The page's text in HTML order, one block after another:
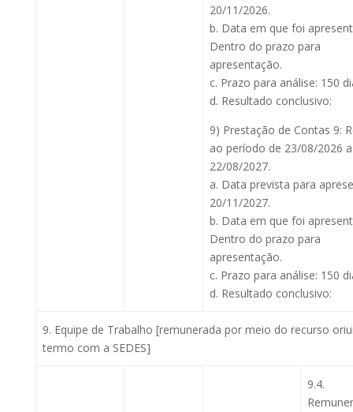
20/11/2026.
b. Data em que foi
Dentro do prazo para
apresentação.
c. Prazo para análise: 150
d. Resultado conclusivo:
9) Prestação de Contas 9:
ao período de 23/08/2026 a
22/08/2027.
a. Data prevista para
20/11/2027.
b. Data em que foi
Dentro do prazo para
apresentação.
c. Prazo para análise: 150
d. Resultado conclusivo:
9. Equipe de Trabalho [remunerada por meio do recurso
termo com a SEDES]
9.4.